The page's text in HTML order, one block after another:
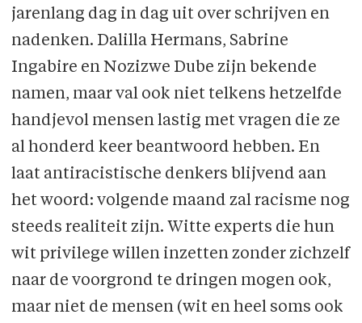
jarenlang dag in dag uit over schrijven en
nadenken. Dalilla Hermans, Sabrine
Ingabire en Nozizwe Dube zijn bekende
namen, maar val ook niet telkens hetzelfde
handjevol mensen lastig met vragen die ze
al honderd keer beantwoord hebben. En
laat antiracistische denkers blijvend aan
het woord: volgende maand zal racisme nog
steeds realiteit zijn. Witte experts die hun
wit privilege willen inzetten zonder zichzelf
naar de voorgrond te dringen mogen ook,
maar niet de mensen (wit en heel soms ook